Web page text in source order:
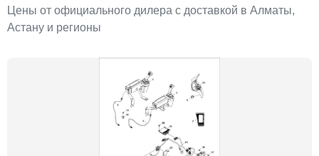
Цены от официального дилера с доставкой в Алматы,
Астану и регионы